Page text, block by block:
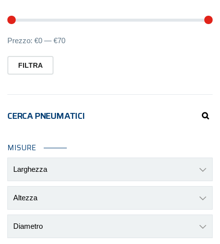
FILTRA
Prezzo: €0 — €70
CERCA PNEUMATICI
MISURE
Larghezza
Altezza
Diametro